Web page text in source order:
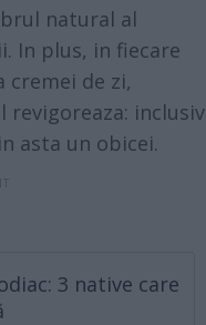
natural al
In plus, in fiecare
cremei de zi,
revigoreaza: inclusiv
asta un obicei.
3 native care